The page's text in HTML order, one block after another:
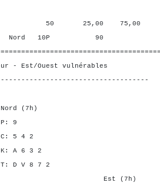
25,00 75,00
10P 90
- Est/Ouest vulnérables
9
4 2
3 2
8 7 2
Est (7h)